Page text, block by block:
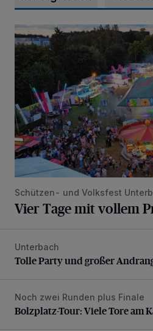
Vier Tage mit vollem Programm
Schützen- und Volksfest
Vier Tage mit vollem
Tolle Party und großer Andrang
Unterbach
Tolle Party und großer
Bolzplatz-Tour: Viele Tore am
Noch zwei Runden plus Finale
Bolzplatz-Tour: Viele Tore am